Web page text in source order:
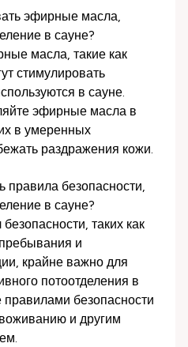
эфирные масла,
в сауне?
масла, такие как
стимулировать
в сауне.
эфирные масла в
в умеренных
раздражения кожи.
правила безопасности,
в сауне?
таких как
и
крайне важно для
потоотделения в
безопасности
и другим